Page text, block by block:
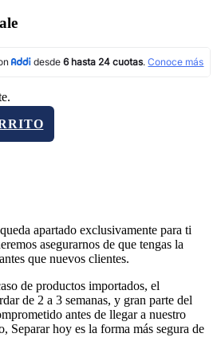
apartado exclusivamente para ti
asegurarnos de que tengas la
que nuevos clientes.
de productos importados, el
de 2 a 3 semanas, y gran parte del
antes de llegar a nuestro
Separar hoy es la forma más segura de